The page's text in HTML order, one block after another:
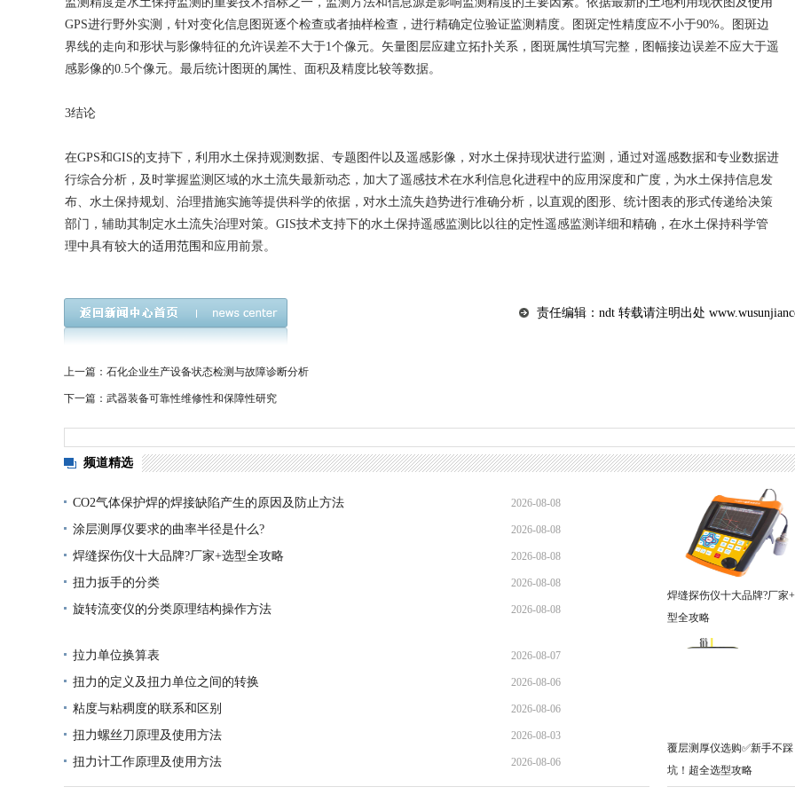
GPS进行野外实测，针对变化信息图斑逐个检查或者抽样检查，进行精确定位验证监测精度。图斑定性精度应不小于90%。图斑边
界线的走向和形状与影像特征的允许误差不大于1个像元。矢量图层应建立拓扑关系，图斑属性填写完整，图幅接边误差不应大于遥
感影像的0.5个像元。最后统计图斑的属性、面积及精度比较等数据。
3结论
在GPS和GIS的支持下，利用水土保持观测数据、专题图件以及遥感影像，对水土保持现状进行监测，通过对遥感数据和专业数据进
行综合分析，及时掌握监测区域的水土流失最新动态，加大了遥感技术在水利信息化进程中的应用深度和广度，为水土保持信息发
布、水土保持规划、治理措施实施等提供科学的依据，对水土流失趋势进行准确分析，以直观的图形、统计图表的形式传递给决策
部门，辅助其制定水土流失治理对策。GIS技术支持下的水土保持遥感监测比以往的定性遥感监测详细和精确，在水土保持科学管
理中具有较大的适用范围 和应用前景。
责任编辑：ndt 转载请注明出处
上一篇：石化企业生产设备状态检测与故障诊断分析
下一篇：武器装备可靠性维修性和保障性研究
频道精选
CO2气体保护焊的焊接缺陷产生的原因及防止方法 2026-08-08
涂层测厚仪要求的曲率半径是什么? 2026-08-08
焊缝探伤仪十大品牌?厂家+选型全攻略 2026-08-08
扭力扳手的分类 2026-08-08
旋转流变仪的分类原理结构操作方法 2026-08-08
拉力单位换算表 2026-08-07
扭力的定义及扭力单位之间的转换 2026-08-06
粘度与粘稠度的联系和区别 2026-08-06
扭力螺丝刀原理及使用方法 2026-08-03
扭力计工作原理及使用方法 2026-08-06
焊缝探伤仪十大品牌?厂家
型全攻略
覆层测厚仪选购✅新手不踩
坑！超全选型攻略